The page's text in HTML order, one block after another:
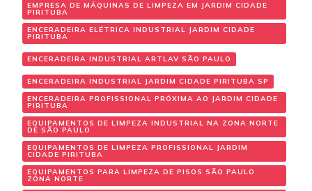
EMPRESA DE MÁQUINAS DE LIMPEZA EM JARDIM CIDADE
PIRITUBA
ENCERADEIRA ELÉTRICA INDUSTRIAL JARDIM CIDADE
PIRITUBA
ENCERADEIRA INDUSTRIAL ARTLAV SÃO PAULO
ENCERADEIRA INDUSTRIAL JARDIM CIDADE PIRITUBA SP
ENCERADEIRA PROFISSIONAL PRÓXIMA AO JARDIM CIDADE
PIRITUBA
EQUIPAMENTOS DE LIMPEZA INDUSTRIAL NA ZONA NORTE
DE SÃO PAULO
EQUIPAMENTOS DE LIMPEZA PROFISSIONAL JARDIM
CIDADE PIRITUBA
EQUIPAMENTOS PARA LIMPEZA DE PISOS SÃO PAULO
ZONA NORTE